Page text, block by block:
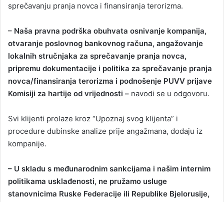
sprečavanju pranja novca i finansiranja terorizma.
– Naša pravna podrška obuhvata osnivanje kompanija,
otvaranje poslovnog bankovnog računa, angažovanje
lokalnih stručnjaka za sprečavanje pranja novca,
pripremu dokumentacije i politika za sprečavanje pranja
novca/finansiranja terorizma i podnošenje PUVV prijave
Komisiji za hartije od vrijednosti – navodi se u odgovoru.
Svi klijenti prolaze kroz “Upoznaj svog klijenta” i
procedure dubinske analize prije angažmana, dodaju iz
kompanije.
– U skladu s međunarodnim sankcijama i našim internim
politikama usklađenosti, ne pružamo usluge
stanovnicima Ruske Federacije ili Republike Bjelorusije,